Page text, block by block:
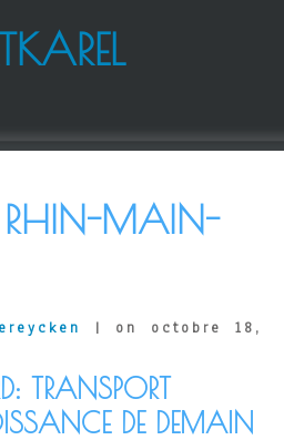
RHIN-MAIN-
| on octobre 18,
TRANSPORT
DE DEMAIN